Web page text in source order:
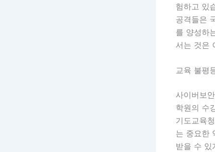
험하고 있
공격들은
를 양성하
서는 것은
교육 불평
사이버보
학원의 수
기도교육
는 중요한
받을 수 있